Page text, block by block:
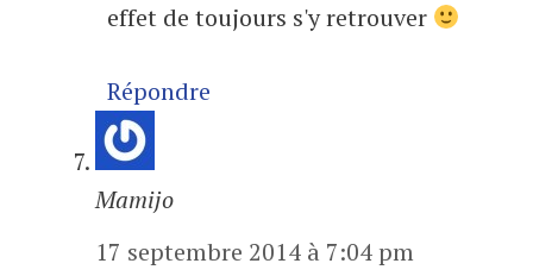
effet de toujours s'y retrouver
Répondre
Mamijo
17 septembre 2014 à 7:04 pm